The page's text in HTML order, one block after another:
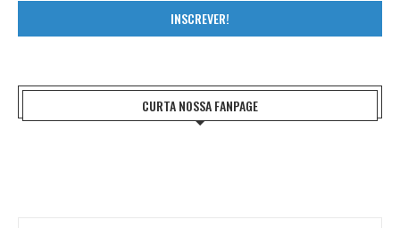
INSCREVER!
CURTA NOSSA FANPAGE